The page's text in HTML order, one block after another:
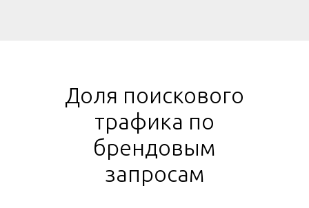
Доля поискового
трафика по
брендовым
запросам